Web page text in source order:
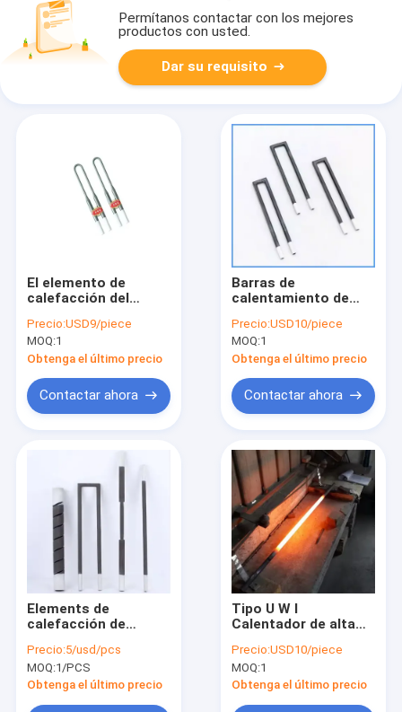
Permítanos contactar con los mejores
productos con usted.
Dar su requisito
El elemento de
calefacción del
1800C MoSi2 para
horno dental
Precio:USD9/piece
MOQ:1
Obtenga el último precio
Contactar ahora
Barras de
calentamiento de
tipo sic recto con
elemento de carburo
de silicio de zona fría
y zona caliente
Precio:USD10/piece
MOQ:1
Obtenga el último precio
Contactar ahora
Elements de
calefacción de
1600 ° C para hornos
eléctricos
Precio:5/usd/pcs
MOQ:1/PCS
Obtenga el último precio
Tipo U W I
Calentador de alta
carburo de silicio
Precio:USD10/piece
MOQ:1
Obtenga el último precio